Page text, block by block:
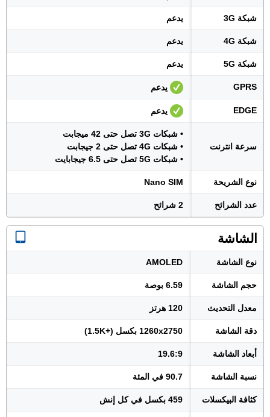
شبكة 3G يدعم
شبكة 4G يدعم
شبكة 5G يدعم
GPRS يدعم
EDGE يدعم
سرعة انترنت
• شبكات 3G تصل حتى 42 ميجابت
• شبكات 4G تصل حتى 2 جيجابت
• شبكات 5G تصل حتى 6.5 جيجابايت
نوع الشريحة Nano SIM
عدد الشرائح 2 شرائح
الشاشة
نوع الشاشة AMOLED
حجم الشاشة 6.59 بوصة
معدل التحديث 120 هرتز
دقة الشاشة 1260x2750 بكسل (+1.5K)
أبعاد الشاشة 19.6:9
نسبة الشاشة 90.7 في المئة
كثافة البيكسلات 459 بكسل في كل إنش